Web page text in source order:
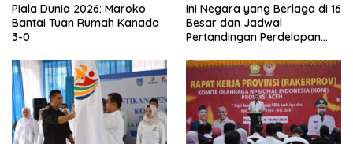
Piala Dunia 2026: Maroko
Bantai Tuan Rumah Kanada
3-0
Ini Negara yang Berlaga di 16
Besar dan Jadwal
Pertandingan Perdelapan